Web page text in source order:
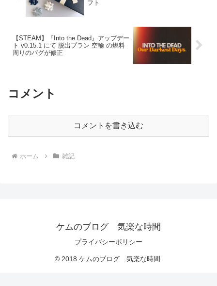
フト
【STEAM】『Into the Dead』アップデー
ト v0.15.1 にて 脱出プラン 空輸 の燃料
周りのバグが修正
コメント
コメントを書き込む
ホーム 雑記
ケムのブログ 気楽な時間
プライバシーポリシー
© 2018 ケムのブログ 気楽な時間.